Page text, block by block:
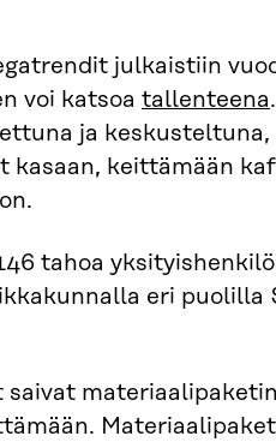
julkaistiin
voi katsoa tallenteena
ja
kasaan, keittämään
tahoa
eri puolilla
saivat